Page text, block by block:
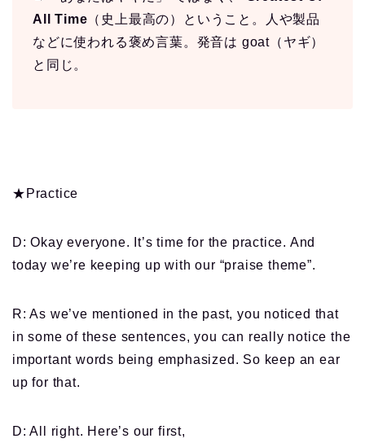
All Time （史上最高の）ということ。人や製品
などに使われる褒め言葉。発音は goat（ヤギ）
と同じ。
★Practice
D: Okay everyone. It’s time for the practice. And
today we’re keeping up with our “praise theme”.
R: As we’ve mentioned in the past, you noticed that
in some of these sentences, you can really notice the
important words being emphasized. So keep an ear
up for that.
D: All right. Here’s our first,